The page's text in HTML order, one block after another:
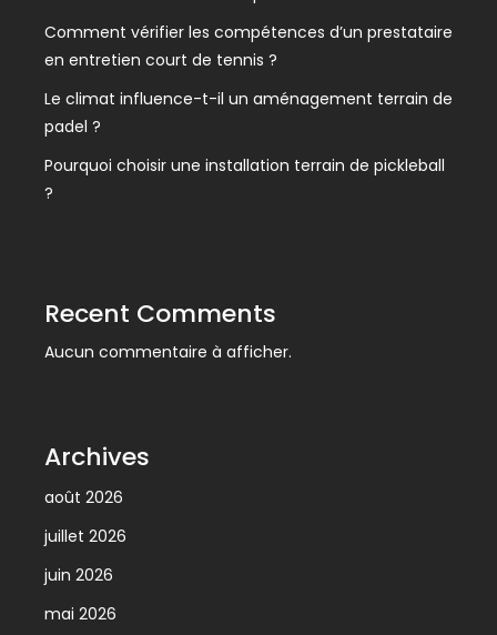
Comment vérifier les compétences d’un prestataire
en entretien court de tennis ?
Le climat influence-t-il un aménagement terrain de
padel ?
Pourquoi choisir une installation terrain de pickleball
?
Recent Comments
Aucun commentaire à afficher.
Archives
août 2026
juillet 2026
juin 2026
mai 2026